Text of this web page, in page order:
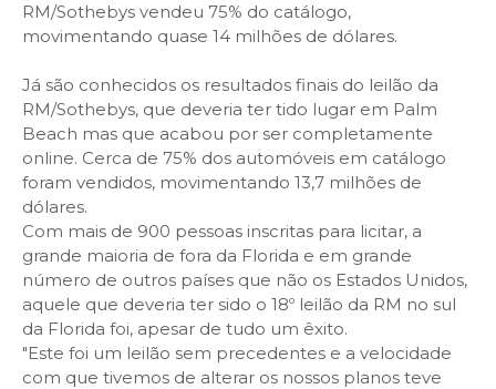
RM/Sothebys vendeu 75% do catálogo,
movimentando quase 14 milhões de dólares.
Já são conhecidos os resultados finais do leilão da
RM/Sothebys, que deveria ter tido lugar em Palm
Beach mas que acabou por ser completamente
online. Cerca de 75% dos automóveis em catálogo
foram vendidos, movimentando 13,7 milhões de
dólares.
Com mais de 900 pessoas inscritas para licitar, a
grande maioria de fora da Florida e em grande
número de outros países que não os Estados Unidos,
aquele que deveria ter sido o 18º leilão da RM no sul
da Florida foi, apesar de tudo um êxito.
"Este foi um leilão sem precedentes e a velocidade
com que tivemos de alterar os nossos planos teve